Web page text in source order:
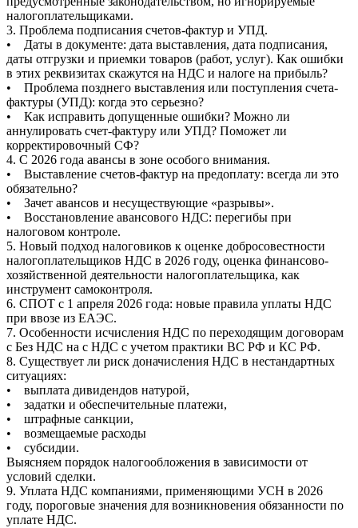
налогоплательщиками.
3. Проблема подписания счетов-фактур и УПД.
• Даты в документе: дата выставления, дата подписания,
даты отгрузки и приемки товаров (работ, услуг). Как ошибки
в этих реквизитах скажутся на НДС и налоге на прибыль?
• Проблема позднего выставления или поступления счета-
фактуры (УПД): когда это серьезно?
• Как исправить допущенные ошибки? Можно ли
аннулировать счет-фактуру или УПД? Поможет ли
корректировочный СФ?
4. С 2026 года авансы в зоне особого внимания.
• Выставление счетов-фактур на предоплату: всегда ли это
обязательно?
• Зачет авансов и несуществующие «разрывы».
• Восстановление авансового НДС: перегибы при
налоговом контроле.
5. Новый подход налоговиков к оценке добросовестности
налогоплательщиков НДС в 2026 году, оценка финансово-
хозяйственной деятельности налогоплательщика, как
инструмент самоконтроля.
6. СПОТ с 1 апреля 2026 года: новые правила уплаты НДС
при ввозе из ЕАЭС.
7. Особенности исчисления НДС по переходящим договорам
с Без НДС на с НДС с учетом практики ВС РФ и КС РФ.
8. Существует ли риск доначисления НДС в нестандартных
ситуациях:
• выплата дивидендов натурой,
• задатки и обеспечительные платежи,
• штрафные санкции,
• возмещаемые расходы
• субсидии.
Выясняем порядок налогообложения в зависимости от
условий сделки.
9. Уплата НДС компаниями, применяющими УСН в 2026
году, пороговые значения для возникновения обязанности по
уплате НДС.